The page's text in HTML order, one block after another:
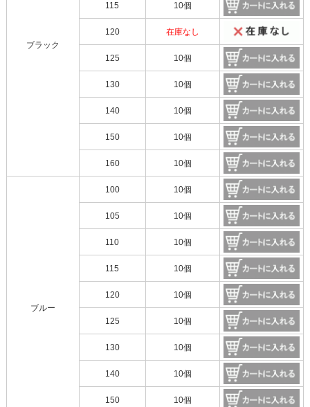
ブラック
115 10個
120 在庫なし
125 10個
130 10個
140 10個
150 10個
160 10個
ブルー
100 10個
105 10個
110 10個
115 10個
120 10個
125 10個
130 10個
140 10個
150 10個